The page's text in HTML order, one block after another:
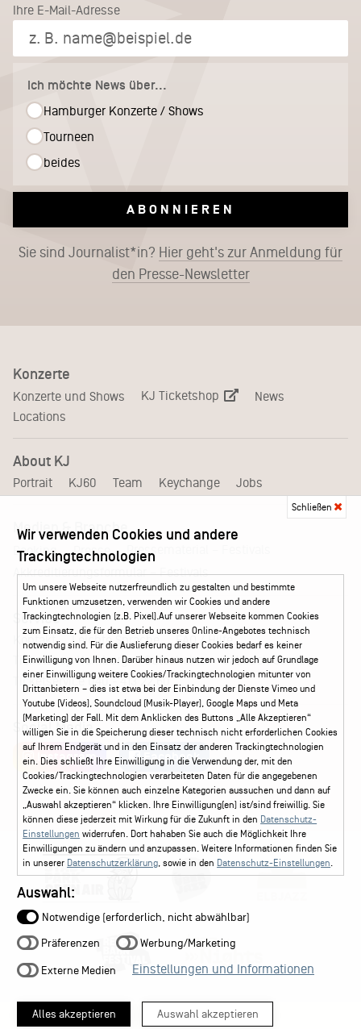
Ihre E-Mail-Adresse
Ich möchte News über...
Hamburger Konzerte / Shows
Tourneen
beides
ABONNIEREN
Sie sind Journalist*in? Hier geht's zur Anmeldung für
den Presse-Newsletter
Konzerte
Konzerte und Shows KJ Ticketshop
News
Locations
About KJ
Portrait KJ60 Team Keychange Jobs
Medien & Branche
Booking Presse
Pressematerial – Festivals
Akkreditierungsformular – Festivals
Service
Kontakt Leichte Sprache
FAQ / Hilfe
Ticketshop Hamburg
Gutscheine
Callback-Service
Ticketservice 040 - 413 22 60
Social Media
Instagram Facebook
Schließen
Wir verwenden Cookies und andere
Trackingtechnologien
Um unsere Webseite nutzerfreundlich zu gestalten und bestimmte
Funktionen umzusetzen, verwenden wir Cookies und andere
Trackingtechnologien (z.B. Pixel).Auf unserer Webseite kommen Cookies
zum Einsatz, die für den Betrieb unseres Online-Angebotes technisch
notwendig sind. Für die Auslieferung dieser Cookies bedarf es keiner
Einwilligung von Ihnen. Darüber hinaus nutzen wir jedoch auf Grundlage
einer Einwilligung weitere Cookies/Trackingtechnologien mitunter von
Drittanbietern – dies ist etwa bei der Einbindung der Dienste Vimeo und
Youtube (Videos), Soundcloud (Musik-Player), Google Maps und Meta
(Marketing) der Fall. Mit dem Anklicken des Buttons „Alle Akzeptieren“
willigen Sie in die Speicherung dieser technisch nicht erforderlichen Cookies
auf Ihrem Endgerät und in den Einsatz der anderen Trackingtechnologien
ein. Dies schließt Ihre Einwilligung in die Verwendung der, mit den
Cookies/Trackingtechnologien verarbeiteten Daten für die angegebenen
Zwecke ein. Sie können auch einzelne Kategorien aussuchen und dann auf
„Auswahl akzeptieren“ klicken. Ihre Einwilligung(en) ist/sind freiwillig. Sie
können diese jederzeit mit Wirkung für die Zukunft in den Datenschutz-
Einstellungen widerrufen. Dort hahaben Sie auch die Möglichkeit Ihre
Einwilligungen zu ändern und anzupassen. Weitere Informationen finden Sie
in unserer Datenschutzerklärung, sowie in den Datenschutz-Einstellungen.
Auswahl:
Notwendige (erforderlich, nicht abwählbar)
Präferenzen Werbung/Marketing
Externe Medien Einstellungen und Informationen
Alles akzeptieren Auswahl akzeptieren